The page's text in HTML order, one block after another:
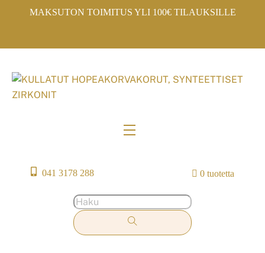
MAKSUTON TOIMITUS YLI 100€ TILAUKSILLE
Menu
041 3178 288 0 tuotetta